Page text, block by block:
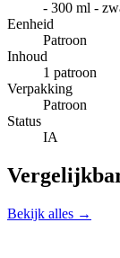
- 300 ml -
Eenheid
Patroon
Inhoud
1 patroon
Verpakking
Patroon
Status
IA
Bekijk alles →